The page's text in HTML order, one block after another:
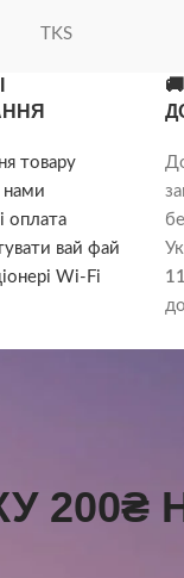
TKS
товару
нами
оплата
вай фай
Wi-Fi
200₴